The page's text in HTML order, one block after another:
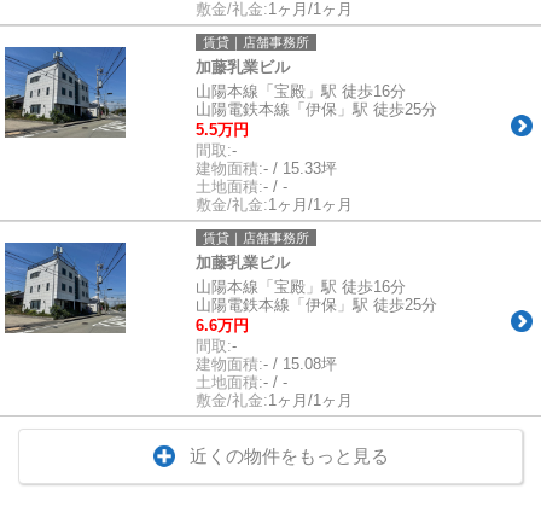
敷金/礼金:1ヶ月/1ヶ月
賃貸｜店舗事務所
加藤乳業ビル
山陽本線「宝殿」駅 徒歩16分
山陽電鉄本線「伊保」駅 徒歩25分
5.5万円
間取:-
建物面積:- / 15.33坪
土地面積:- / -
敷金/礼金:1ヶ月/1ヶ月
賃貸｜店舗事務所
加藤乳業ビル
山陽本線「宝殿」駅 徒歩16分
山陽電鉄本線「伊保」駅 徒歩25分
6.6万円
間取:-
建物面積:- / 15.08坪
土地面積:- / -
敷金/礼金:1ヶ月/1ヶ月
近くの物件をもっと見る